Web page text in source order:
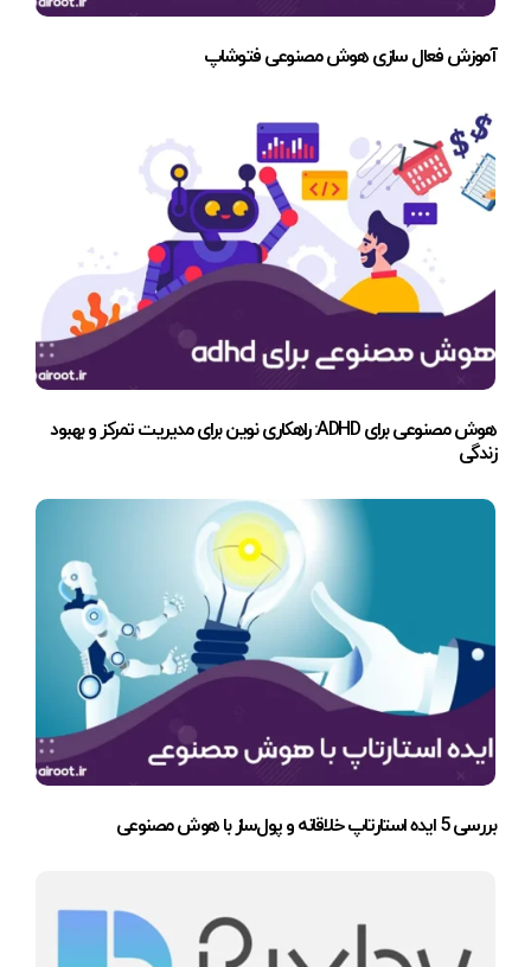
آموزش فعال سازی هوش مصنوعی فتوشاپ
هوش مصنوعی برای ADHD: راهکاری نوین برای مدیریت تمرکز و بهبود
زندگی
بررسی 5 ایده استارتاپ خلاقانه و پول‌ساز با هوش مصنوعی